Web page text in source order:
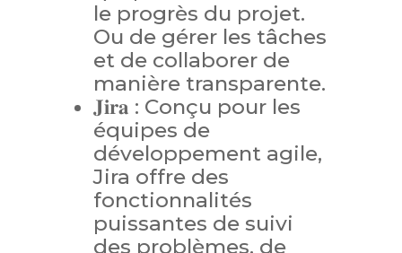
le progrès du projet.
Ou de gérer les tâches
et de collaborer de
manière transparente.
𝐉𝐢𝐫𝐚 : Conçu pour les
équipes de
développement agile,
Jira offre des
fonctionnalités
puissantes de suivi
des problèmes, de